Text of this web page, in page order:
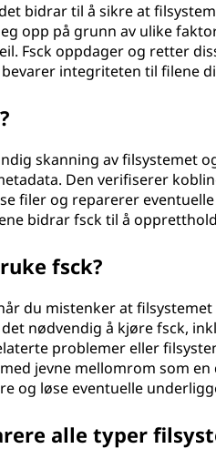
bidrar til å sikre at
opp på grunn av ulike
Fsck oppdager og retter
integriteten til filene
skanning av filsystemet
Den verifiserer
filer og reparerer
bidrar fsck til å
fsck?
du mistenker at
nødvendig å kjøre fsck,
problemer eller
jevne mellomrom som
og løse eventuelle
alle typer